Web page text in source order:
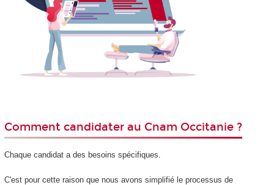
Comment candidater au Cnam Occitanie ?
Chaque candidat a des besoins spécifiques.
C'est pour cette raison que nous avons simplifié le processus de